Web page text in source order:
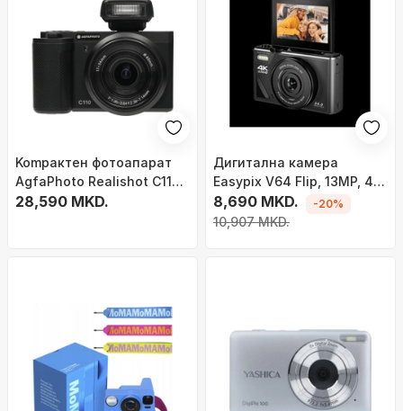
Kompактен фотоапарат
AgfaPhoto Realishot C110,
24MP, 4K видео, црн
28,590 MKD.
Дигитална камера
Easypix V64 Flip, 13MP, 4K
видео, црна
8,690 MKD.
10,907 MKD.
-20%